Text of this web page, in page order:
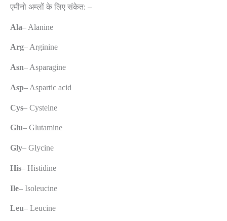
एमीनो अम्लों के लिए संकेत: –
Ala– Alanine
Arg– Arginine
Asn– Asparagine
Asp– Aspartic acid
Cys– Cysteine
Glu– Glutamine
Gly– Glycine
His– Histidine
Ile– Isoleucine
Leu– Leucine